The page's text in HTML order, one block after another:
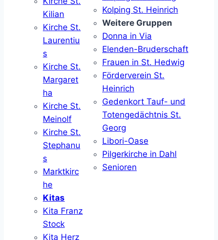
Kilian
Kirche St.
Laurentiu
s
Kirche St.
Margaret
ha
Kirche St.
Meinolf
Kirche St.
Stephanu
s
Marktkirc
he
Kitas
Kita Franz
Stock
Kita Herz
Kolping St. Heinrich
Weitere Gruppen
Donna in Via
Elenden-Bruderschaft
Frauen in St. Hedwig
Förderverein St.
Heinrich
Gedenkort Tauf- und
Totengedächtnis St.
Georg
Libori-Oase
Pilgerkirche in Dahl
Senioren